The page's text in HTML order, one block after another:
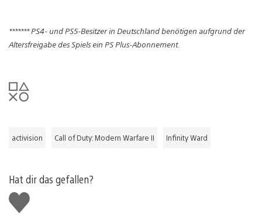
******* PS4- und PS5-Besitzer in Deutschland benötigen aufgrund der
Altersfreigabe des Spiels ein PS Plus-Abonnement.
activision Call of Duty: Modern Warfare II Infinity Ward
Hat dir das gefallen?
Gefällt
mir